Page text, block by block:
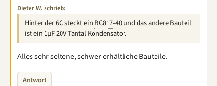
Dieter W. schrieb:
Hinter der 6C steckt ein BC817-40 und das andere Bauteil
ist ein 1µF 20V Tantal Kondensator.
Alles sehr seltene, schwer erhältliche Bauteile.
Antwort